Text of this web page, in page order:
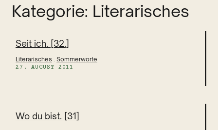
Kategorie: Literarisches
Seit ich. [32.]
Literarisches . Sommerworte
27. AUGUST 2011
Wo du bist. [31]